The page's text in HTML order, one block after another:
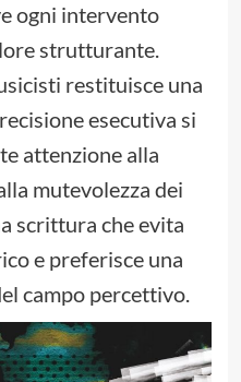
ogni intervento
strutturante.
restituisce una
esecutiva si
attenzione alla
mutevolezza dei
scrittura che evita
e preferisce una
campo percettivo.